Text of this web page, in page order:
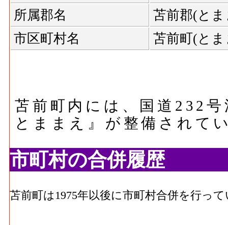
所属郡名
苫前郡(と
市区町村名
苫前町(と
苫前町内には、国道232
とままえ』が整備されて
市町村の合併履歴
苫前町は1975年以後に市町村合併を行っ